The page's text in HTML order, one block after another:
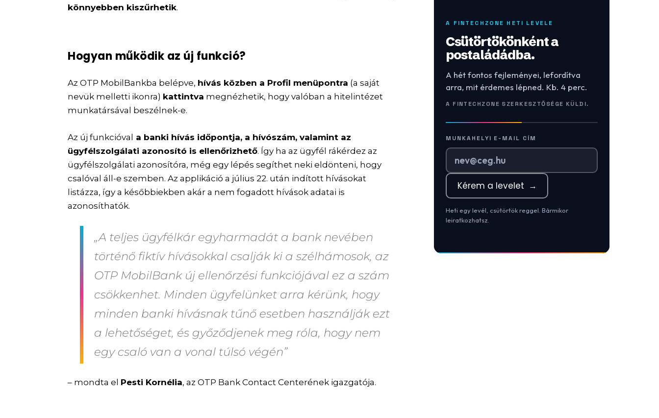
könnyebben kiszűrhetik.
Hogyan működik az új funkció?
Az OTP MobilBankba belépve, hívás közben a Profil menüpontra (a saját
nevük melletti ikonra) kattintva megnézhetik, hogy valóban a hitelintézet
munkatársával beszélnek-e.
Az új funkcióval a banki hívás időpontja, a hívószám, valamint az
ügyfélszolgálati azonosító is ellenőrizhető. Így ha az ügyfél rákérdez az
ügyfélszolgálati azonosítóra, még egy lépés segíthet neki eldönteni, hogy
csalóval áll-e szemben. Az applikáció a július 22. után indított hívásokat
listázza, így a későbbiekben akár a nem fogadott hívások adatai is
azonosíthatók.
„A teljes ügyfélkár egyharmadát a bank nevében
történő fiktív hívásokkal csalják ki a szélhámosok, az
OTP MobilBank új ellenőrzési funkciójával ez a szám
csökkenhet. Minden ügyfelünket arra kérünk, hogy
minden banki hívásnak tűnő esetben használják ezt
a lehetőséget, és győződjenek meg róla, hogy nem
egy csaló van a vonal túlsó végén”
– mondta el Pesti Kornélia, az OTP Bank Contact Centerének igazgatója.
A FINTECHZONE HETI LEVELE
Csütörtökönként a
postaládádba.
A hét fontos fejleményei, lefordítva
arra, mit érdemes lépned. Kb. 4 perc.
A FINTECHZONE SZERKESZTŐSÉGE KÜLDI.
MUNKAHELYI E-MAIL CÍM
Kérem a levelet →
Heti egy levél, csütörtök reggel. Bármikor
leiratkozhatsz.